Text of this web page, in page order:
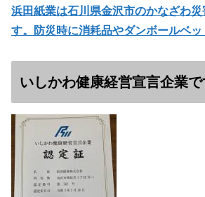
浜田紙業は石川県金沢市のかなざわ
す。防災時に消耗品やダンボールベ
いしかわ健康経営宣言企業で